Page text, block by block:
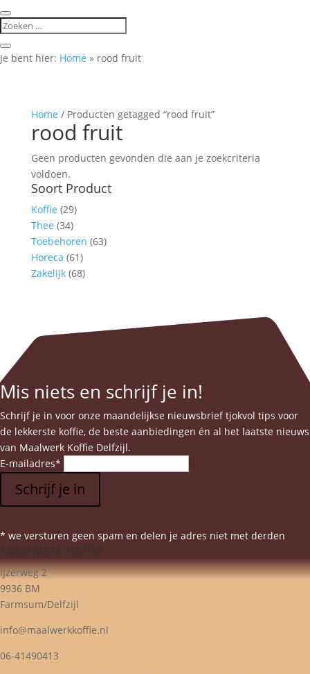
Je bent hier: Home » rood fruit
Home / Producten getagged “rood fruit”
rood fruit
Geen producten gevonden die aan je zoekcriteria
voldoen.
Soort Product
Koffie (29)
Thee (34)
Toebehoren (63)
Horeca (61)
Zakelijk (68)
Mis niets en schrijf je in!
Schrijf je in voor onze maandelijkse nieuwsbrief tjokvol tips voor
de lekkerste koffie, de beste aanbiedingen én al het laatste nieuws
van Maalwerk Koffie Delfzijl.
E-mailadres*
Schrijf je in
* we versturen geen spam en delen je adres niet met derden
Maalwerk Koffie
Ijzerweg 2
9936 BM
Farmsum/Delfzijl
info@maalwerkkoffie.nl
06-41490413